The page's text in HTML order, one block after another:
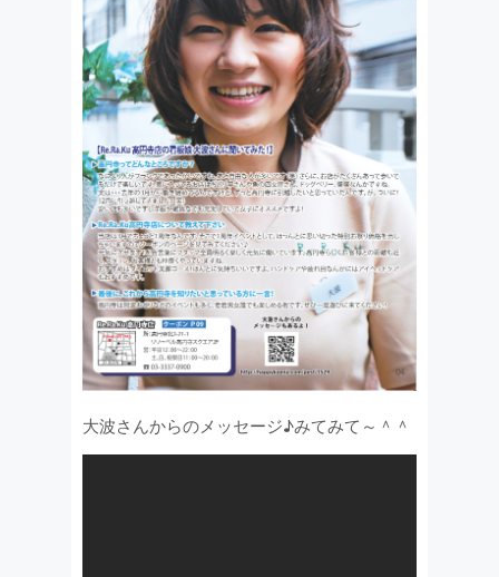
大波さんからのメッセージ♪みてみて～＾＾